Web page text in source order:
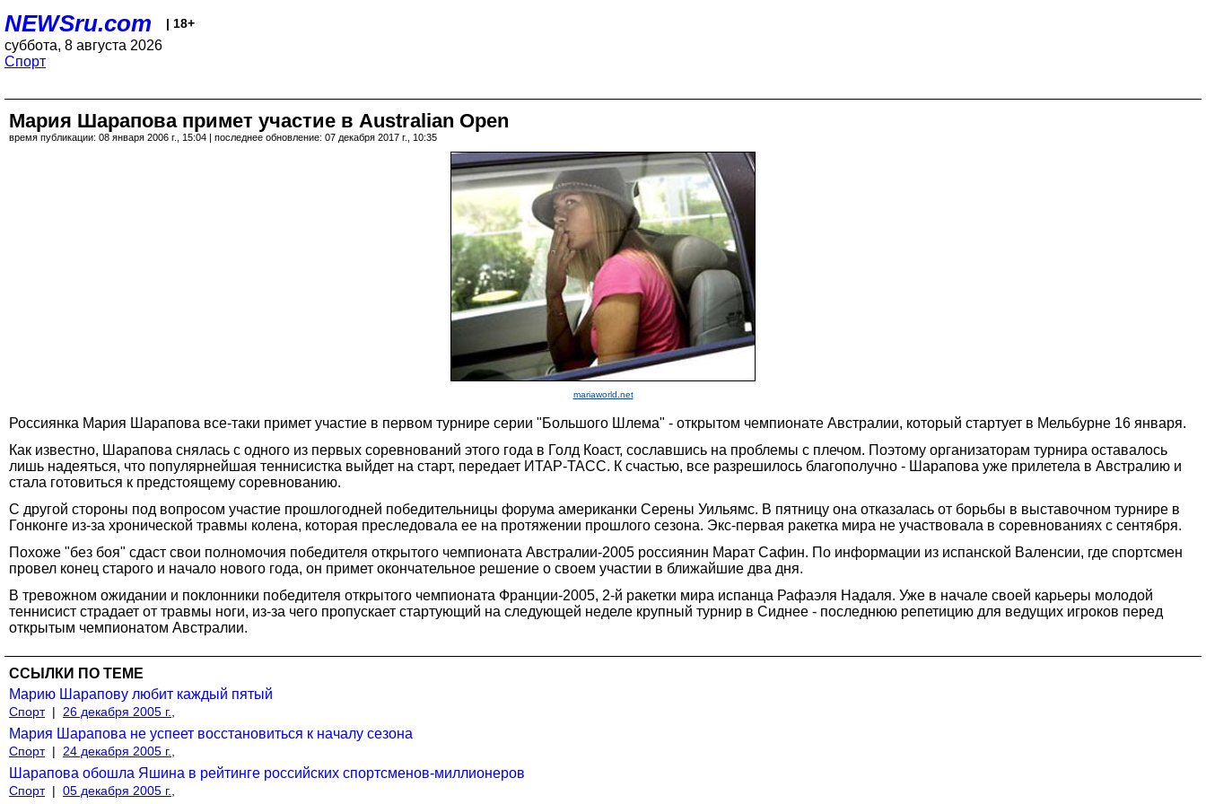
NEWSru.com | 18+
суббота, 8 августа 2026
Спорт
Мария Шарапова примет участие в Australian Open
время публикации: 08 января 2006 г., 15:04 | последнее обновление: 07 декабря 2017 г., 10:35
mariaworld.net
Россиянка Мария Шарапова все-таки примет участие в первом турнире серии "Большого Шлема" - открытом чемпионате Австралии, который стартует в Мельбурне 16 января.
Как известно, Шарапова снялась с одного из первых соревнований этого года в Голд Коаст, сославшись на проблемы с плечом. Поэтому организаторам турнира оставалось
лишь надеяться, что популярнейшая теннисистка выйдет на старт, передает ИТАР-ТАСС. К счастью, все разрешилось благополучно - Шарапова уже прилетела в Австралию и
стала готовиться к предстоящему соревнованию.
С другой стороны под вопросом участие прошлогодней победительницы форума американки Серены Уильямс. В пятницу она отказалась от борьбы в выставочном турнире в
Гонконге из-за хронической травмы колена, которая преследовала ее на протяжении прошлого сезона. Экс-первая ракетка мира не участвовала в соревнованиях с сентября.
Похоже "без боя" сдаст свои полномочия победителя открытого чемпионата Австралии-2005 россиянин Марат Сафин. По информации из испанской Валенсии, где спортсмен
провел конец старого и начало нового года, он примет окончательное решение о своем участии в ближайшие два дня.
В тревожном ожидании и поклонники победителя открытого чемпионата Франции-2005, 2-й ракетки мира испанца Рафаэля Надаля. Уже в начале своей карьеры молодой
теннисист страдает от травмы ноги, из-за чего пропускает стартующий на следующей неделе крупный турнир в Сиднее - последнюю репетицию для ведущих игроков перед
открытым чемпионатом Австралии.
ССЫЛКИ ПО ТЕМЕ
Марию Шарапову любит каждый пятый
Спорт | 26 декабря 2005 г.,
Мария Шарапова не успеет восстановиться к началу сезона
Спорт | 24 декабря 2005 г.,
Шарапова обошла Яшина в рейтинге российских спортсменов-миллионеров
Спорт | 05 декабря 2005 г.,